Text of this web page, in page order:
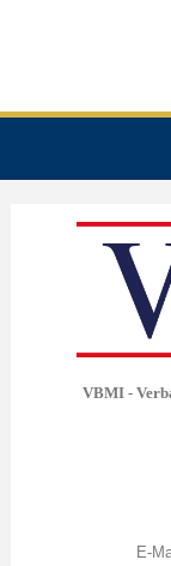
VBMI -
E-